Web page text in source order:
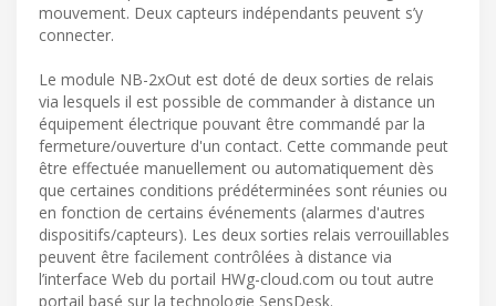
mouvement. Deux capteurs indépendants peuvent s’y
connecter.
Le module NB-2xOut est doté de deux sorties de relais
via lesquels il est possible de commander à distance un
équipement électrique pouvant être commandé par la
fermeture/ouverture d'un contact. Cette commande peut
être effectuée manuellement ou automatiquement dès
que certaines conditions prédéterminées sont réunies ou
en fonction de certains événements (alarmes d'autres
dispositifs/capteurs). Les deux sorties relais verrouillables
peuvent être facilement contrôlées à distance via
l’interface Web du portail HWg-cloud.com ou tout autre
portail basé sur la technologie SensDesk.